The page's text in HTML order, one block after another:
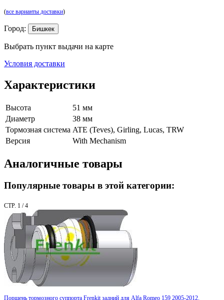
(все варианты доставки)
Город: Бишкек
Выбрать пункт выдачи на карте
Условия доставки
Характеристики
Высота
51 мм
Диаметр
38 мм
Тормозная система ATE (Teves), Girling, Lucas, TRW
Версия
With Mechanism
Аналогичные товары
Популярные товары в этой категории:
СТР. 1 / 4
Поршень тормозного суппорта Frenkit задний для Alfa Romeo 159 2005-2012.